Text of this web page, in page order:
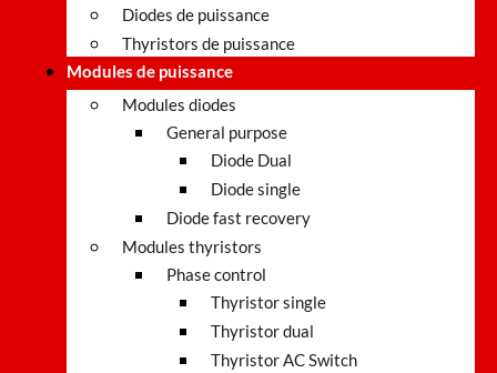
Diodes de puissance
Thyristors de puissance
Modules de puissance
Modules diodes
General purpose
Diode Dual
Diode single
Diode fast recovery
Modules thyristors
Phase control
Thyristor single
Thyristor dual
Thyristor AC Switch